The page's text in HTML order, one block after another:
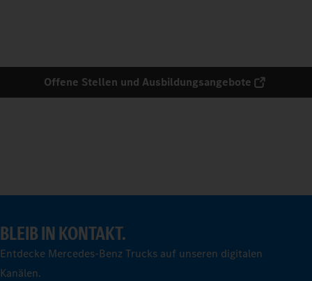
Offene Stellen und Ausbildungsangebote
BLEIB IN KONTAKT.
Entdecke Mercedes-Benz Trucks auf unseren digitalen
Kanälen.